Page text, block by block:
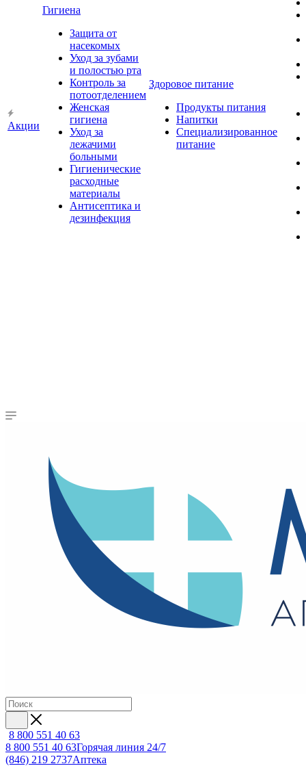
Акции
Гигиена
Защита от
насекомых
Уход за зубами
и полостью рта
Контроль за
потоотделением
Женская
гигиена
Уход за
лежачими
больными
Гигиенические
расходные
материалы
Антисептика и
дезинфекция
Здоровое питание
Продукты питания
Напитки
Специализированное
питание
8 800 551 40 63
8 800 551 40 63Горячая линия 24/7
(846) 219 2737Аптека